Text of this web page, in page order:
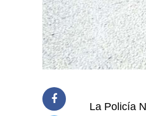
La Policía